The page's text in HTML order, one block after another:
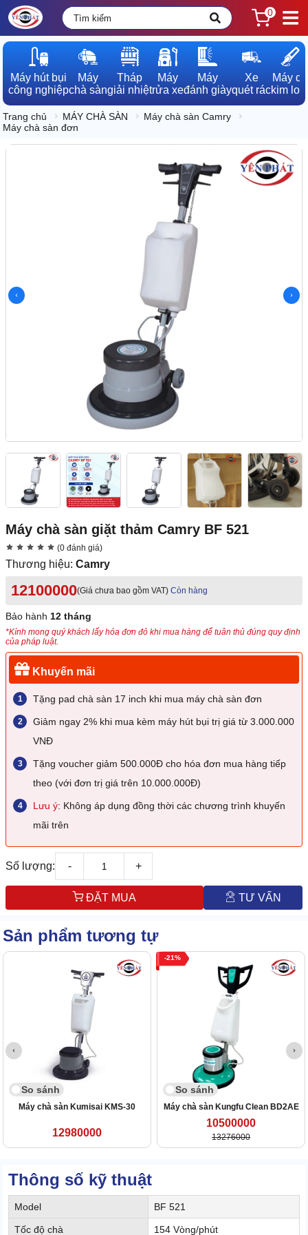
0
Máy hút bụi
công nghiệp
Máy
chà sàn
Tháp
giải nhiệt
Máy
rửa xe
Máy
đánh giày
Xe
quét rác
Máy dò
kim loại
Trang chủ MÁY CHÀ SÀN
Máy chà sàn Camry
Máy chà sàn đơn
Máy chà sàn giặt thảm Camry BF 521
(0 đánh giá)
Thương hiệu: Camry
12100000(Giá chưa bao gồm VAT) Còn hàng
Bảo hành 12 tháng
*Kính mong quý khách lấy hóa đơn đỏ khi mua hàng để tuân thủ đúng quy định
của pháp luật.
Khuyến mãi
Tặng pad chà sàn 17 inch khi mua máy chà sàn đơn
Giảm ngay 2% khi mua kèm máy hút bụi trị giá từ 3.000.000
VNĐ
Tặng voucher giảm 500.000Đ cho hóa đơn mua hàng tiếp
theo (với đơn trị giá trên 10.000.000Đ)
Lưu ý: Không áp dụng đồng thời các chương trình khuyến
mãi trên
Số lượng: - +
ĐẶT MUA TƯ VẤN
Sản phẩm tương tự
So sánh
Máy chà sàn Kumisai KMS-30
12980000
21
So sánh
Máy chà sàn Kungfu Clean BD2AE
10500000
13276000
Thông số kỹ thuật
Model BF 521
Tốc độ chà 154 Vòng/phút